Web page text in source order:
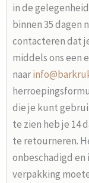
in de
binnen 35 dagen
contacteren dat
middels ons een
naar
die je kunt
te zien heb je 14
te retourneren.
onbeschadigd
verpakking